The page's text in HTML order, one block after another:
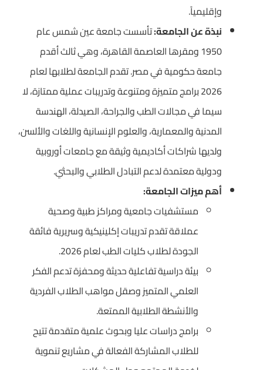
وإقليمياً.
نبذة عن الجامعة:تأسست جامعة عين شمس عام
1950 ومقرها العاصمة القاهرة، وهي ثالث أقدم
جامعة حكومية في مصر. تقدم الجامعة لطلابها لعام
2026 برامج متميزة ومتنوعة وتدريبات عملية ممتازة، لا
سيما في مجالات الطب والجراحة، الصيدلة، الهندسة
المدنية والمعمارية، والعلوم الإنسانية واللغات والألسن،
ولديها شراكات أكاديمية وثيقة مع جامعات أوروبية
ودولية معتمدة لدعم التبادل الطلابي والبحثي.
أهم ميزات الجامعة:
مستشفيات جامعية ومراكز طبية وصحية
عملاقة تقدم تدريبات إكلينيكية وسريرية فائقة
الجودة لطلاب كليات الطب لعام 2026.
بيئة دراسية تفاعلية حديثة ومحفزة تدعم الفكر
العلمي المتميز وصقل مواهب الطلاب الفردية
والأنشطة الطلابية الممتعة.
برامج دراسات عليا وبحوث علمية متقدمة تتيح
للطلاب المشاركة الفعالة في مشاريع تنموية